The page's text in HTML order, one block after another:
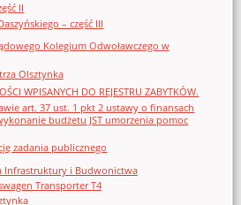
II
– część III
Kolegium Odwoławczego w
Olsztynka
WPISANYCH DO REJESTRU ZABYTKÓW.
art. 37 ust. 1 pkt 2 ustawy o finansach
budżetu JST umorzenia pomoc
zadania publicznego
Infrastruktury i Budwonictwa
Transporter T4